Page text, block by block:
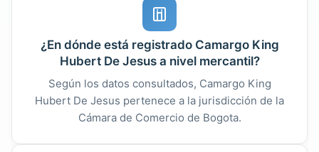
¿En dónde está registrado Camargo King
Hubert De Jesus a nivel mercantil?
Según los datos consultados, Camargo King
Hubert De Jesus pertenece a la jurisdicción de la
Cámara de Comercio de Bogota.